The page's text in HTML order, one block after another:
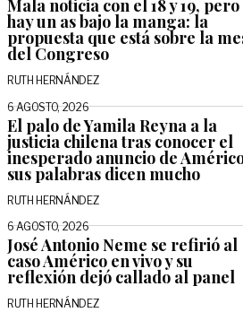
Mala noticia con el 18 y 19, pero
hay un as bajo la manga: la
propuesta que está sobre la
del Congreso
RUTH HERNÁNDEZ
6 AGOSTO, 2026
El palo de Yamila Reyna a la
justicia chilena tras conocer el
inesperado anuncio de
sus palabras dicen mucho
RUTH HERNÁNDEZ
6 AGOSTO, 2026
José Antonio Neme se refirió al
caso Américo en vivo y su
reflexión dejó callado al panel
RUTH HERNÁNDEZ